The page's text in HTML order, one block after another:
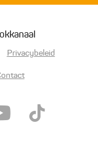
Privacybeleid